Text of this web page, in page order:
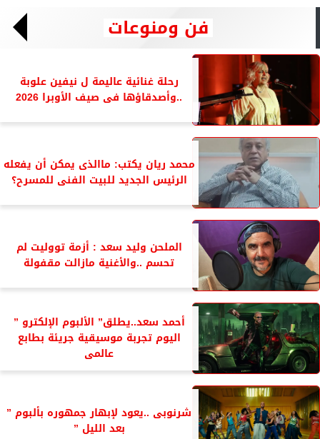
فن ومنوعات
رحلة غنائية عاليمة ل نيفين علوبة
..وأصدقاؤها فى صيف الأوبرا 2026
محمد ريان يكتب: ماالذى يمكن أن يفعله
الرئيس الجديد للبيت الفنى للمسرح؟
الملحن وليد سعد : أزمة تووليت لم
تحسم ..والأغنية مازالت مقفولة
أحمد سعد..يطلق” الألبوم الإلكترو ”
اليوم تجربة موسيقية جريئة بطابع
عالمى
شرنوبى ..يعود لإبهار جمهوره بألبوم ”
بعد الليل ”